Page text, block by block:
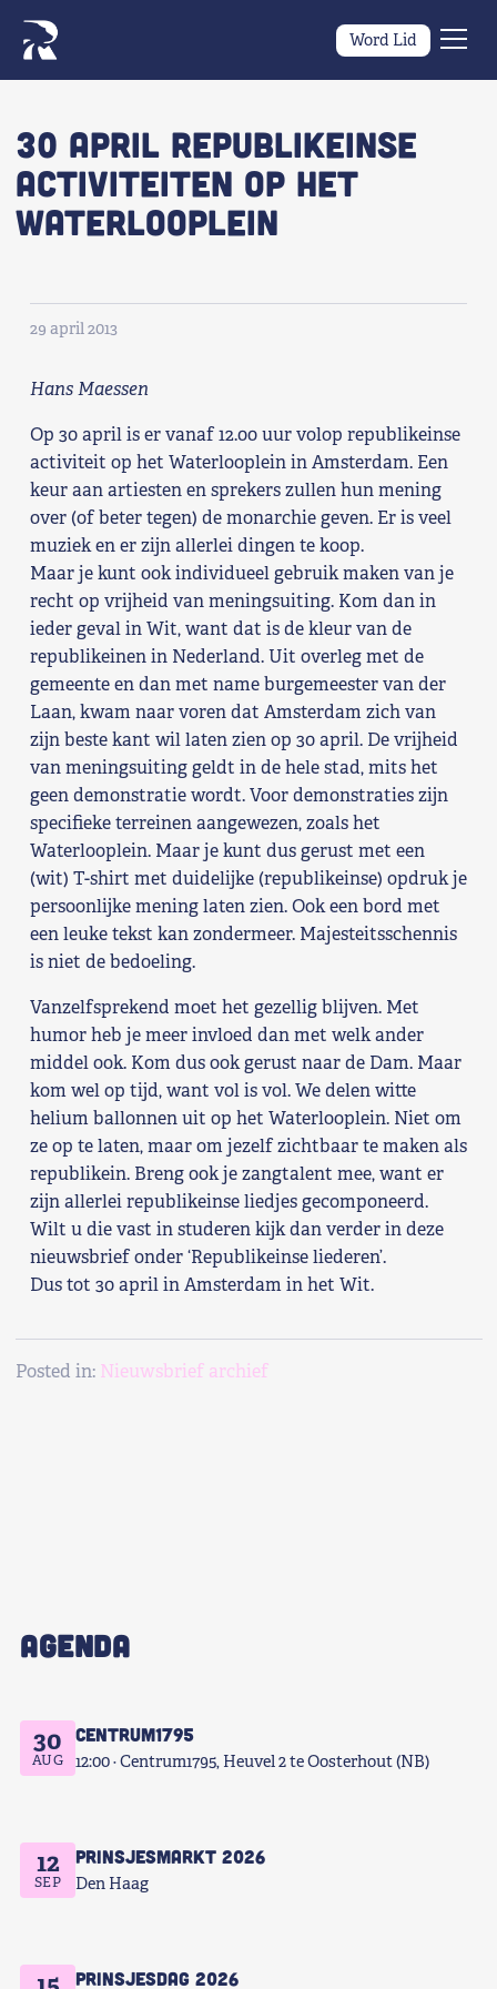
Word Lid
×
Zoeken
naar:Wat we willen
Wat we doen
Agenda
Shop
Contact
Voor leden
Word Lid
30 april Republikeinse
activiteiten op het
Waterlooplein
29 april 2013
Hans Maessen
Op 30 april is er vanaf 12.00 uur volop republikeinse
activiteit op het Waterlooplein in Amsterdam. Een
keur aan artiesten en sprekers zullen hun mening
over (of beter tegen) de monarchie geven. Er is veel
muziek en er zijn allerlei dingen te koop.
Maar je kunt ook individueel gebruik maken van je
recht op vrijheid van meningsuiting. Kom dan in
ieder geval in Wit, want dat is de kleur van de
republikeinen in Nederland. Uit overleg met de
gemeente en dan met name burgemeester van der
Laan, kwam naar voren dat Amsterdam zich van
zijn beste kant wil laten zien op 30 april. De vrijheid
van meningsuiting geldt in de hele stad, mits het
geen demonstratie wordt. Voor demonstraties zijn
specifieke terreinen aangewezen, zoals het
Waterlooplein. Maar je kunt dus gerust met een
(wit) T-shirt met duidelijke (republikeinse) opdruk je
persoonlijke mening laten zien. Ook een bord met
een leuke tekst kan zondermeer. Majesteitsschennis
is niet de bedoeling.
Vanzelfsprekend moet het gezellig blijven. Met
humor heb je meer invloed dan met welk ander
middel ook. Kom dus ook gerust naar de Dam. Maar
kom wel op tijd, want vol is vol. We delen witte
helium ballonnen uit op het Waterlooplein. Niet om
ze op te laten, maar om jezelf zichtbaar te maken als
republikein. Breng ook je zangtalent mee, want er
zijn allerlei republikeinse liedjes gecomponeerd.
Wilt u die vast in studeren kijk dan verder in deze
nieuwsbrief onder ‘Republikeinse liederen’.
Dus tot 30 april in Amsterdam in het Wit.
Posted in: Nieuwsbrief archief
AGENDA
30
AUG
Centrum1795
12:00 Centrum1795, Heuvel 2 te Oosterhout (NB)
12
SEP
Prinsjesmarkt 2026
Den Haag
Prinsjesdag 2026